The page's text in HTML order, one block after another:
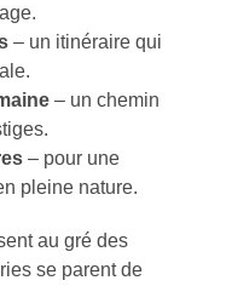
– un itinéraire qui
– un chemin
– pour une
pleine nature.
au gré des
se parent de